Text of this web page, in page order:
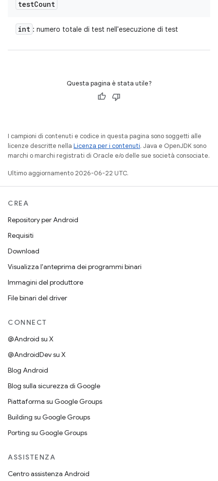
testCount
int : numero totale di test nell'esecuzione di test
Questa pagina è stata utile?
I campioni di contenuti e codice in questa pagina sono soggetti alle
licenze descritte nella Licenza per i contenuti. Java e OpenJDK sono
marchi o marchi registrati di Oracle e/o delle sue società consociate.
Ultimo aggiornamento 2026-06-22 UTC.
CREA
Repository per Android
Requisiti
Download
Visualizza l'anteprima dei programmi binari
Immagini del produttore
File binari del driver
CONNECT
@Android su X
@AndroidDev su X
Blog Android
Blog sulla sicurezza di Google
Piattaforma su Google Groups
Building su Google Groups
Porting su Google Groups
ASSISTENZA
Centro assistenza Android